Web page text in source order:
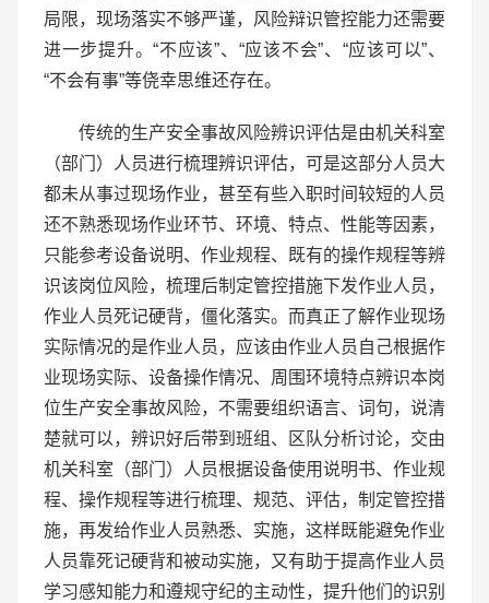
局限，现场落实不够严谨，风险辩识管控能力还需要
进一步提升。“不应该”、“应该不会”、“应该可以”、
“不会有事”等侥幸思维还存在。
传统的生产安全事故风险辨识评估是由机关科室
（部门）人员进行梳理辨识评估，可是这部分人员大
都未从事过现场作业，甚至有些入职时间较短的人员
还不熟悉现场作业环节、环境、特点、性能等因素，
只能参考设备说明、作业规程、既有的操作规程等辨
识该岗位风险，梳理后制定管控措施下发作业人员，
作业人员死记硬背，僵化落实。而真正了解作业现场
实际情况的是作业人员，应该由作业人员自己根据作
业现场实际、设备操作情况、周围环境特点辨识本岗
位生产安全事故风险，不需要组织语言、词句，说清
楚就可以，辨识好后带到班组、区队分析讨论，交由
机关科室（部门）人员根据设备使用说明书、作业规
程、操作规程等进行梳理、规范、评估，制定管控措
施，再发给作业人员熟悉、实施，这样既能避免作业
人员靠死记硬背和被动实施，又有助于提高作业人员
学习感知能力和遵规守纪的主动性，提升他们的识别